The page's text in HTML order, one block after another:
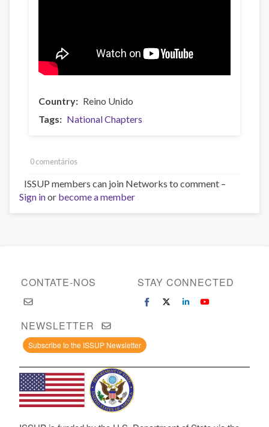
Country
Reino Unido
Tags
National Chapters
0 comentários
ISSUP members can join Networks to comment –
Sign inor become a member
CONTATE-NOS STAY CONNECTED
NEWSLETTER
Subscribe to the ISSUP Newsletter